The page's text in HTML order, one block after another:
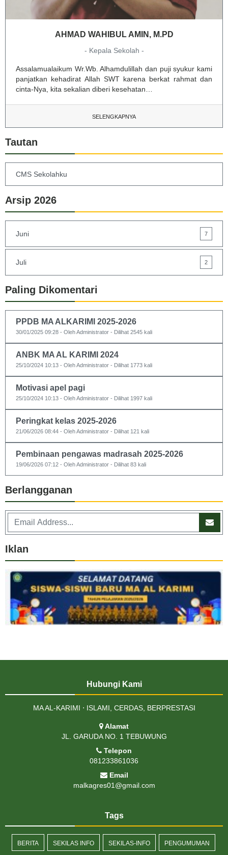
AHMAD WAHIBUL AMIN, M.PD
- Kepala Sekolah -
Assalamualaikum Wr.Wb. Alhamdulillah dan puji syukur kami
panjatkan kehadirat Allah SWT karena berkat rahmat dan
cinta-Nya, kita sekalian diberi kesehatan…
SELENGKAPNYA
Tautan
CMS Sekolahku
Arsip 2026
Juni 7
Juli 2
Paling Dikomentari
PPDB MA ALKARIMI 2025-2026
30/01/2025 09:28 - Oleh Administrator - Dilihat 2545 kali
ANBK MA AL KARIMI 2024
25/10/2024 10:13 - Oleh Administrator - Dilihat 1773 kali
Motivasi apel pagi
25/10/2024 10:13 - Oleh Administrator - Dilihat 1997 kali
Peringkat kelas 2025-2026
21/06/2026 08:44 - Oleh Administrator - Dilihat 121 kali
Pembinaan pengawas madrasah 2025-2026
19/06/2026 07:12 - Oleh Administrator - Dilihat 83 kali
Berlangganan
Iklan
Hubungi Kami
MA AL-KARIMI ⋅ ISLAMI, CERDAS, BERPRESTASI
Alamat
JL. GARUDA NO. 1 TEBUWUNG
Telepon
081233861036
Email
malkagres01@gmail.com
Tags
BERITA SEKILAS INFO SEKILAS-INFO PENGUMUMAN